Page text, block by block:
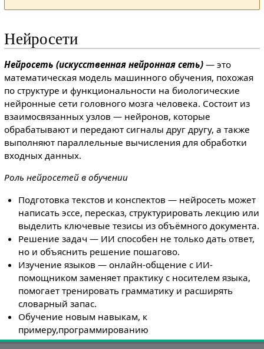
Нейросети
Нейросеть (искусственная нейронная сеть)— это
математическая модель машинного обучения, похожая
по структуре и функциональности на биологические
нейронные сети головного мозга человека. Состоит из
взаимосвязанных узлов — нейронов, которые
обрабатывают и передают сигналы друг другу, а также
выполняют параллельные вычисления для обработки
входных данных.
Роль нейросетей в обучении
Подготовка текстов и конспектов — нейросеть может
написать эссе, пересказ, структурировать лекцию или
выделить ключевые тезисы из объёмного документа.
Решение задач — ИИ способен не только дать ответ,
но и объяснить решение пошагово.
Изучение языков — онлайн-общение с ИИ-
помощником заменяет практику с носителем языка,
помогает тренировать грамматику и расширять
словарный запас.
Обучение новым навыкам, к
примеру,программированию